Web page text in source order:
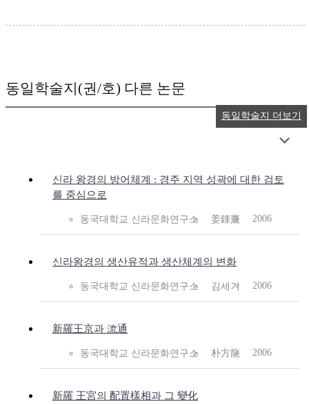
동일학술지(권/호) 다른 논문
신라 왕경의 방어체계 : 경주 지역 성곽에 대한 검토
를 중심으로
동국대학교 신라문화연구소 姜鍾薰 2006
신라왕경의 생산유적과 생산체계의 변화
동국대학교 신라문화연구소 김세기 2006
新羅王京과 流通
동국대학교 신라문화연구소 朴方龍 2006
新羅 王宮의 配置樣相과 그 變化
동일학술지 더보기